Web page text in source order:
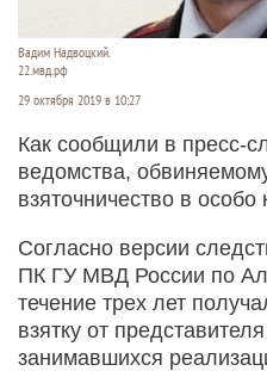
Вадим Надвоцкий.
22.мвд.рф
29 октября 2019 в 10:27
Как сообщили в пресс-
ведомства,
взяточничество в
Согласно версии
ПК ГУ МВД России по
течение трех лет
взятку от
занимавшихся